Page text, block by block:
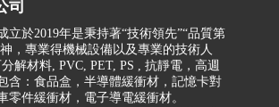
司
立於2019年是秉持著“技術領先”“品質第
，專業得機械設備以及專業的技術人
解材料, PVC, PET, PS , 抗靜電，高週
含：食品盒，半導體緩衝材，記憶卡對
零件緩衝材，電子導電緩衝材。